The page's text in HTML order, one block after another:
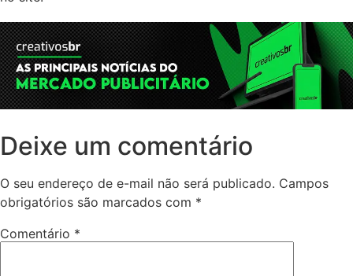
Deixe um comentário
O seu endereço de e-mail não será publicado. Campos
obrigatórios são marcados com *
Comentário *